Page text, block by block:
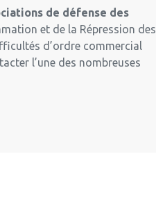
de défense des
et de la Répression des
d’ordre commercial
l’une des nombreuses